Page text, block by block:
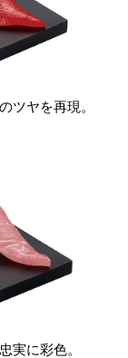
ツヤを再現。
実に彩色。